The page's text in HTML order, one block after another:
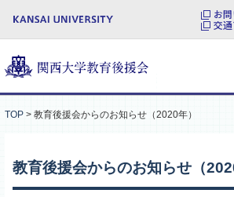
お
交
TOP> 教育後援会からのお知らせ（2020年）
教育後援会からのお知らせ（